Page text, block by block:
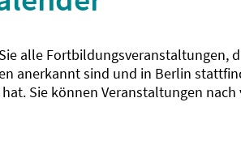
alle Fortbildungsveranstaltungen,
anerkannt sind und in Berlin
Sie können Veranstaltungen